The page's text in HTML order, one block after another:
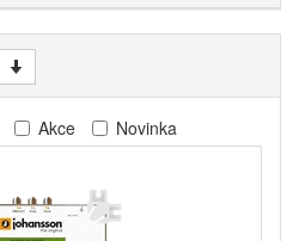
Akce
Novinka